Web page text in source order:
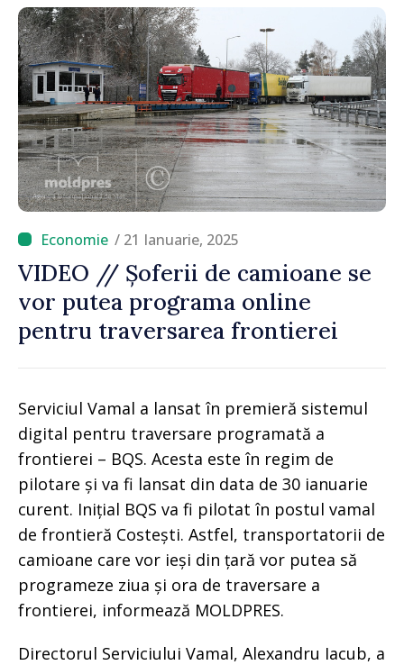
/ 21 Ianuarie, 2025
VIDEO // Șoferii de camioane se
vor putea programa online
pentru traversarea frontierei
Serviciul Vamal a lansat în premieră sistemul
digital pentru traversare programată a
frontierei – BQS. Acesta este în regim de
pilotare și va fi lansat din data de 30 ianuarie
curent. Inițial BQS va fi pilotat în postul vamal
de frontieră Costești. Astfel, transportatorii de
camioane care vor ieși din țară vor putea să
programeze ziua și ora de traversare a
frontierei, informează MOLDPRES.
Directorul Serviciului Vamal, Alexandru Iacub, a